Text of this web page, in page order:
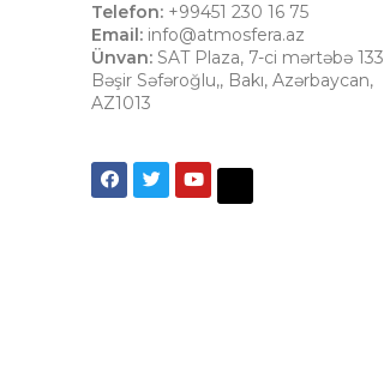
Telefon: +99451 230 16 75
Email: info@atmosfera.az
Ünvan: SAT Plaza, 7-ci mərtəbə 133
Bəşir Səfəroğlu,, Bakı, Azərbaycan,
AZ1013